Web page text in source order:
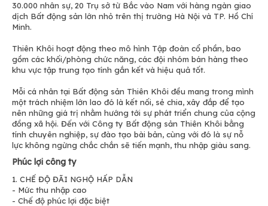
30.000 nhân sự, 20 Trụ sở từ Bắc vào Nam với hàng ngàn giao
dịch Bất động sản lớn nhỏ trên thị trường Hà Nội và TP. Hồ Chí
Minh.
Thiên Khôi hoạt động theo mô hình Tập đoàn cổ phần, bao
gồm các khối/phòng chức năng, các đội nhóm bán hàng theo
khu vực tập trung tạo tính gắn kết và hiệu quả tốt.
Mỗi cá nhân tại Bất động sản Thiên Khôi đều mang trong mình
một trách nhiệm lớn lao đó là kết nối, sẻ chia, xây đắp để tạo
nên những giá trị nhằm hướng tới sự phát triển chung của cộng
đồng xã hội. Đến với Công ty Bất động sản Thiên Khôi bằng
tính chuyên nghiệp, sự đào tạo bài bản, cùng với đó là sự nỗ
lực không ngừng chắc chắn sẽ tiến mạnh, thu nhập giàu sang.
Phúc lợi công ty
1. CHẾ ĐỘ ĐÃI NGHỘ HẤP DẪN
- Mức thu nhập cao
- Chế độ phúc lợi đặc biệt